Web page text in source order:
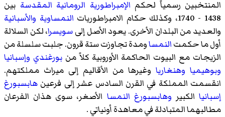
المنتخبين رسمياً لحكم الإمبراطورية الرومانية المقدسة بين
1438 - 1740، وكذلك حكام الامبراطوريات
النمساوية والأسبانية
والعديد من البلدان الأخرى. يعود الأصل إلىسويسرا، لكن السلالة
أول ما حكمتالنمساومدة تجاوزت ستة قرون. جلبت سلسلة من
الزيجات مع البيوت الحاكمة الأوروبية كلاً منبورغندي وإسبانيا
وبوهيميا وهنغاريا وغيرها من الأقاليم إلى ميراث مملكتهم.
انقسمت المملكة في القرن السادس عشر إلى فرعين هابسبورغ
إسبانياالكبير وهابسبورغ النمسا الأصغر، سوى هذان الفرعان
مطالبهما المتبادلة فيمعاهدة أونياتي.